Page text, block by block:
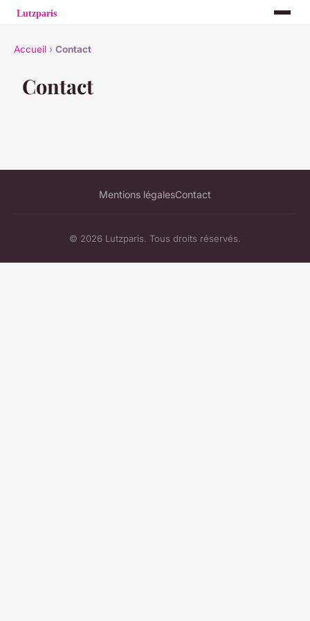
Accueil › Contact
Contact
Mentions légalesContact
© 2026 Lutzparis. Tous droits réservés.